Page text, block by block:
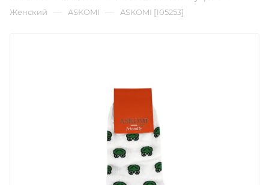
Женский — ASKOMI — ASKOMI [105253]